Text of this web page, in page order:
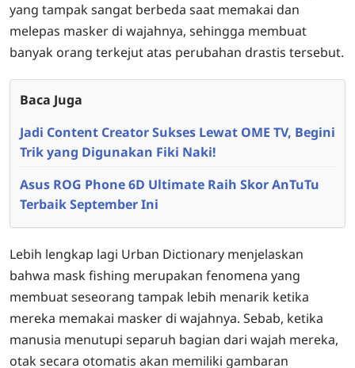
yang tampak sangat berbeda saat memakai dan
melepas masker di wajahnya, sehingga membuat
banyak orang terkejut atas perubahan drastis tersebut.
Baca Juga
Jadi Content Creator Sukses Lewat OME TV, Begini
Trik yang Digunakan Fiki Naki!
Asus ROG Phone 6D Ultimate Raih Skor AnTuTu
Terbaik September Ini
Lebih lengkap lagi Urban Dictionary menjelaskan
bahwa mask fishing merupakan fenomena yang
membuat seseorang tampak lebih menarik ketika
mereka memakai masker di wajahnya. Sebab, ketika
manusia menutupi separuh bagian dari wajah mereka,
otak secara otomatis akan memiliki gambaran